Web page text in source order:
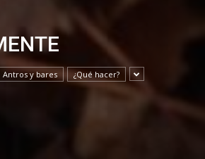
Antros y bares ¿Qué hacer?